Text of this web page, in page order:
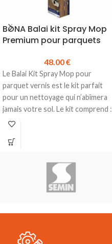
BONA Balai kit Spray Mop
Premium pour parquets
48.00€
Le Balai Kit Spray Mop pour
parquet vernis est le kit parfait
pour un nettoyage qui n’abîmera
jamais votre sol. Le kit comprend :
Un balai
Un vaporisateur de nettoyant
Produit en stock
Prix TTC à l'unité :
48.00 €
Technique Bona - Nettoyant